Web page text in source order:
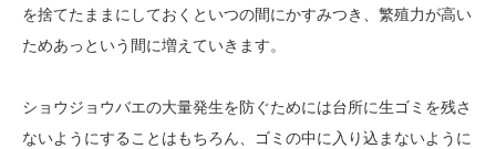
を捨てたままにしておくといつの間にかすみつき、繁殖力が高い
ためあっという間に増えていきます。
ショウジョウバエの大量発生を防ぐためには台所に生ゴミを残さ
ないようにすることはもちろん、ゴミの中に入り込まないように